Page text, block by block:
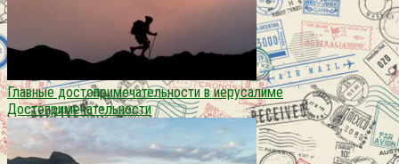
Главные достопримечательности в иерусалиме
Достопримечательности